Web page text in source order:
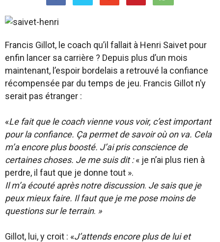
Francis Gillot, le coach qu’il fallait à Henri Saivet pour
enfin lancer sa carrière ? Depuis plus d’un mois
maintenant, l’espoir bordelais a retrouvé la confiance
récompensée par du temps de jeu. Francis Gillot n’y
serait pas étranger :
«Le fait que le coach vienne vous voir, c’est important
pour la confiance. Ça permet de savoir où on va. Cela
m’a encore plus boosté. J’ai pris conscience de
certaines choses. Je me suis dit :« je n’ai plus rien à
perdre, il faut que je donne tout ».
Il m’a écouté après notre discussion. Je sais que je
peux mieux faire. Il faut que je me pose moins de
questions sur le terrain. »
Gillot, lui, y croit : «J’attends encore plus de lui et